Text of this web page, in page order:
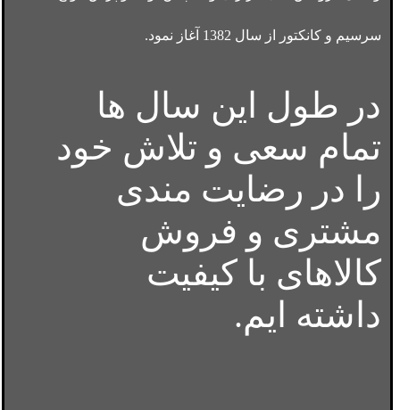
سرسیم و کانکتور از سال 1382 آغاز نمود.
در طول این سال ها
تمام سعی و تلاش خود
را در رضایت مندی
مشتری و فروش
کالاهای با کیفیت
داشته ایم.